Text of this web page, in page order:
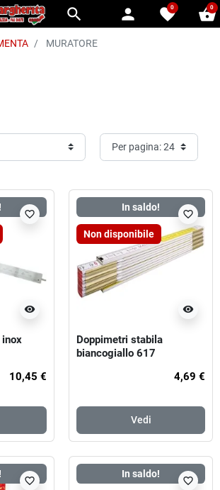
search person favorite
0 shopping_basket
0
MURATORE
visibility
favorite_border
inox
10,45 €
In saldo!
Non disponibile
visibility
favorite_border
Doppimetri stabila
biancogiallo 617
4,69 €
Vedi
favorite_border
In saldo!
favorite_border